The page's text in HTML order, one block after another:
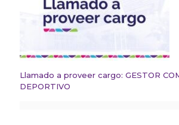
Llamado a proveer cargo: GESTOR
DEPORTIVO